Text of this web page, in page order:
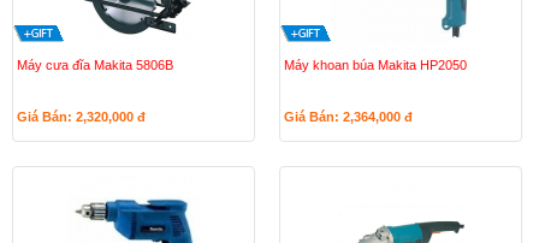
Máy cưa đĩa Makita 5806B
Giá Bán: 2,320,000 đ
Máy khoan búa Makita HP2050
Giá Bán: 2,364,000 đ